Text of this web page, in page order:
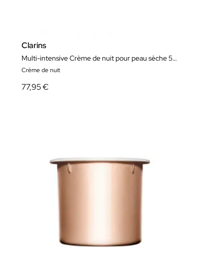
Clarins
Multi-intensive Crème de nuit pour peau sèche 50ml
Crème de nuit
77,95 €